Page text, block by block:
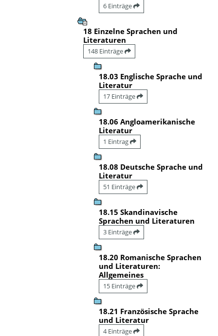
6 Einträge
18 Einzelne Sprachen und
Literaturen
148 Einträge
18.03 Englische Sprache und
Literatur
17 Einträge
18.06 Angloamerikanische
Literatur
1 Eintrag
18.08 Deutsche Sprache und
Literatur
51 Einträge
18.15 Skandinavische
Sprachen und Literaturen
3 Einträge
18.20 Romanische Sprachen
und Literaturen:
Allgemeines
15 Einträge
18.21 Französische Sprache
und Literatur
4 Einträge